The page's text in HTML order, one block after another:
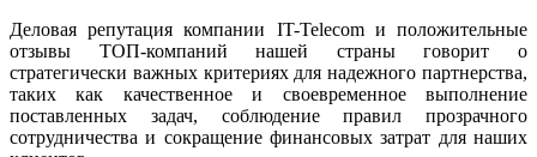
Деловая репутация компании IT-Telecom и положительные
отзывы ТОП-компаний нашей страны говорит о
стратегически важных критериях для надежного партнерства,
таких как качественное и своевременное выполнение
поставленных задач, соблюдение правил прозрачного
сотрудничества и сокращение финансовых затрат для наших